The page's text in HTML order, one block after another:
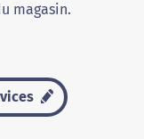
magasin.